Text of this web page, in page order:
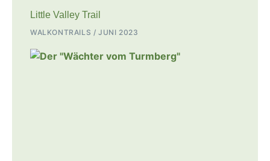
Little Valley Trail
WALKONTRAILS JUNI 2023